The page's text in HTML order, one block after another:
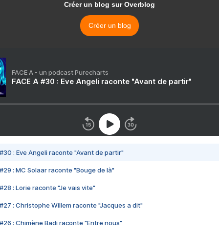
Créer un blog sur Overblog
Créer un blog
FACE A - un podcast Purecharts
FACE A #30 : Eve Angeli raconte "Avant de partir"
#30 : Eve Angeli raconte "Avant de partir"
#29 : MC Solaar raconte "Bouge de là"
#28 : Lorie raconte "Je vais vite"
#27 : Christophe Willem raconte "Jacques a dit"
#26 : Chimène Badi raconte "Entre nous"